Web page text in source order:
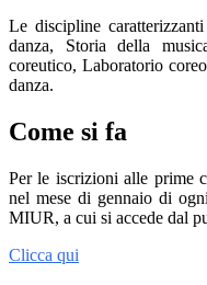
Le discipline
danza, Storia della
coreutico, Laboratorio
danza.
Come si fa
Per le iscrizioni alle prime
nel mese di gennaio di
MIUR, a cui si accede dal
Clicca qui